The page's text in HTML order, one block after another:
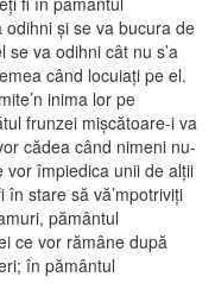
şi se va bucura de
se va odihni cât nu s’a
când locuiaţi pe el.
inima lor pe
frunzei mişcătoare-i va
cădea când nimeni nu-
vor împiedica unii de alţii
stare să vă’mpotriviţi
pământul
ce vor rămâne după
în pământul